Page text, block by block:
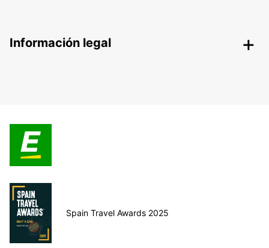
Información legal
Spain Travel Awards 2025